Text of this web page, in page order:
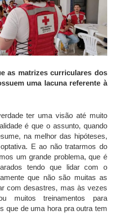
as matrizes curriculares dos
uma lacuna referente à
ter uma visão até muito
é que o assunto, quando
na melhor das hipóteses,
E ao não tratarmos do
um grande problema, que é
tendo que lidar com o
que não são muitas as
com desastres, mas às vezes
muitos treinamentos para
que de uma hora pra outra tem